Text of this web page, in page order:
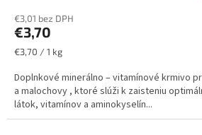
€3,01 bez DPH
€3,70
Jednotková
€3,70 / 1 kg
Doplnkové minerálno – vitamínové krmivo
a malochovy , ktoré slúži k zaisteniu
látok, vitamínov a aminokyselín...